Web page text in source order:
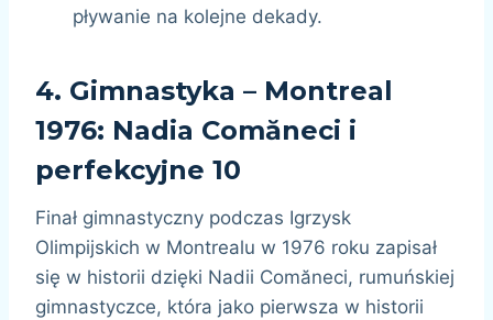
pływanie na kolejne dekady.
4. Gimnastyka – Montreal
1976: Nadia Comăneci i
perfekcyjne 10
Finał gimnastyczny podczas Igrzysk
Olimpijskich w Montrealu w 1976 roku zapisał
się w historii dzięki Nadii Comăneci, rumuńskiej
gimnastyczce, która jako pierwsza w historii